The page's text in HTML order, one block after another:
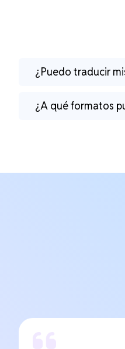
¿Puedo traducir
¿A qué formatos